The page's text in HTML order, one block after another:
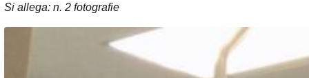
Si allega: n. 2 fotografie